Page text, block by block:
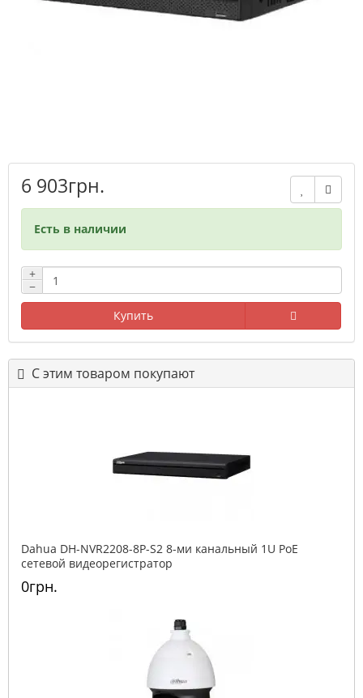
6 903грн.
Есть в наличии
+
−
Купить
С этим товаром покупают
Dahua DH-NVR2208-8P-S2 8-ми канальный 1U PoE
сетевой видеорегистратор
0грн.